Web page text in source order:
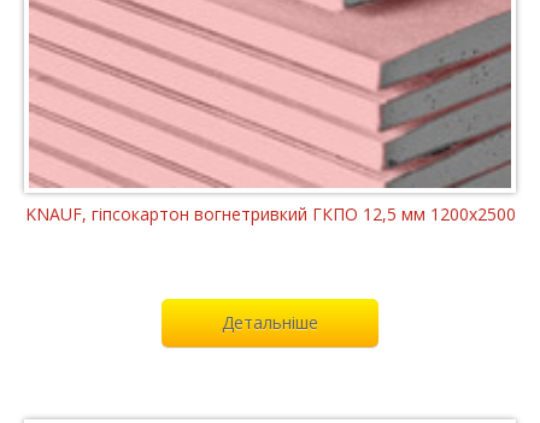
KNAUF, гіпсокартон вогнетривкий ГКПО 12,5 мм 1200x2500
Детальніше